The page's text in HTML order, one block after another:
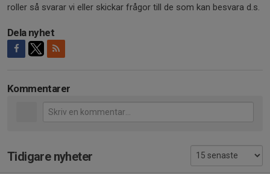
roller så svarar vi eller skickar frågor till de som kan besvara d.s.
Dela nyhet
Kommentarer
Tidigare nyheter